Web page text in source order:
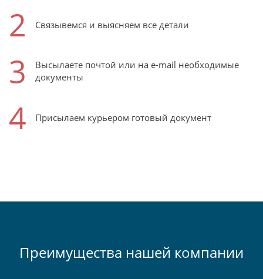
2 Связывемся и выясняем все детали
3
Высылаете почтой или на e-mail необходимые
документы
4 Присылаем курьером готовый документ
Преимущества нашей компании